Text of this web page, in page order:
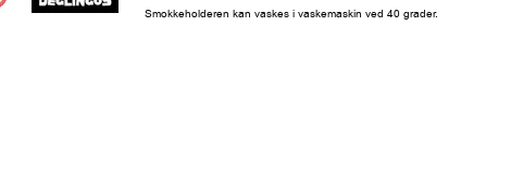
Smokkeholderen kan vaskes i vaskemaskin ved 40 grader.